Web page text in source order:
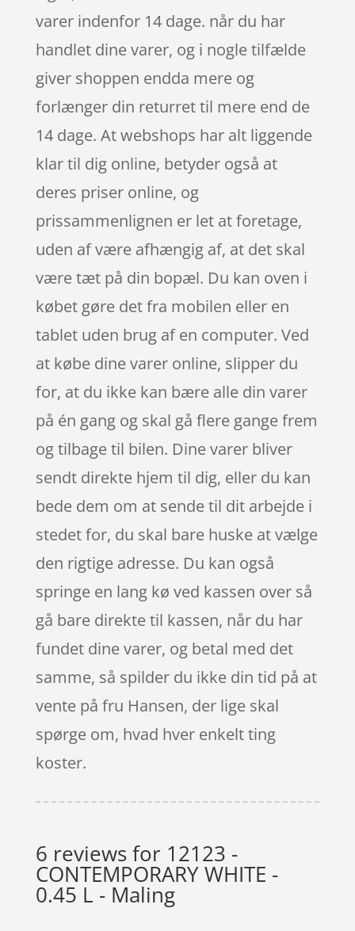
varer indenfor 14 dage. når du har
handlet dine varer, og i nogle tilfælde
giver shoppen endda mere og
forlænger din returret til mere end de
14 dage. At webshops har alt liggende
klar til dig online, betyder også at
deres priser online, og
prissammenlignen er let at foretage,
uden af være afhængig af, at det skal
være tæt på din bopæl. Du kan oven i
købet gøre det fra mobilen eller en
tablet uden brug af en computer. Ved
at købe dine varer online, slipper du
for, at du ikke kan bære alle din varer
på én gang og skal gå flere gange frem
og tilbage til bilen. Dine varer bliver
sendt direkte hjem til dig, eller du kan
bede dem om at sende til dit arbejde i
stedet for, du skal bare huske at vælge
den rigtige adresse. Du kan også
springe en lang kø ved kassen over så
gå bare direkte til kassen, når du har
fundet dine varer, og betal med det
samme, så spilder du ikke din tid på at
vente på fru Hansen, der lige skal
spørge om, hvad hver enkelt ting
koster.
6 reviews for 12123 -
CONTEMPORARY WHITE -
0.45 L - Maling